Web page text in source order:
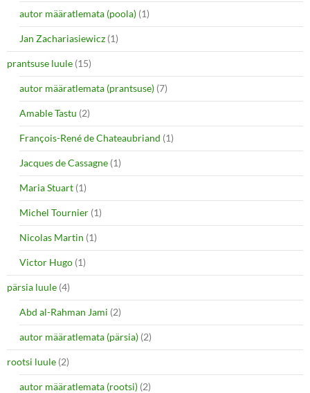
autor määratlemata (poola) (1)
Jan Zachariasiewicz (1)
prantsuse luule (15)
autor määratlemata (prantsuse) (7)
Amable Tastu (2)
François-René de Chateaubriand (1)
Jacques de Cassagne (1)
Maria Stuart (1)
Michel Tournier (1)
Nicolas Martin (1)
Victor Hugo (1)
pärsia luule (4)
Abd al-Rahman Jami (2)
autor määratlemata (pärsia) (2)
rootsi luule (2)
autor määratlemata (rootsi) (2)